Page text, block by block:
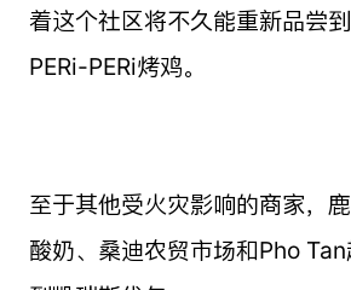
着这个社区将不久能重新品尝
PERi-PERi烤鸡。
至于其他受火灾影响的商家，
酸奶、桑迪农贸市场和Pho